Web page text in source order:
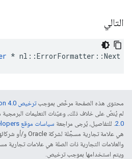
التالي
* nl ::ErrorFormatter ::Next
محتوى هذه الصفحة مرخّص بموجبترخيص Creative Commons Attribution 4.0‏
لم يُنصّ على خلاف ذلك، وعيّنات التعليمات
2.0‏. للتفاصيل، يُرجى مراجعة سياسات موقع Google Developers الإلكتروني
ويتم استخدامها بموجب ترخيص.